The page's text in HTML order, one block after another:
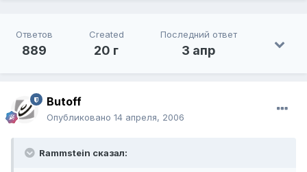
Ответов
889
Created
20 г
Последний ответ
3 апр
Butoff
Опубликовано 14 апреля, 2006
Rammstein сказал: